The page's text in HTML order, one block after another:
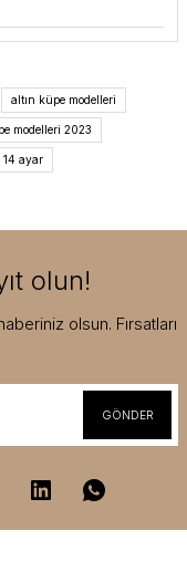
altın küpe modelleri
modelleri 2023
14 ayar
olun!
olsun. Fırsatları
GÖNDER